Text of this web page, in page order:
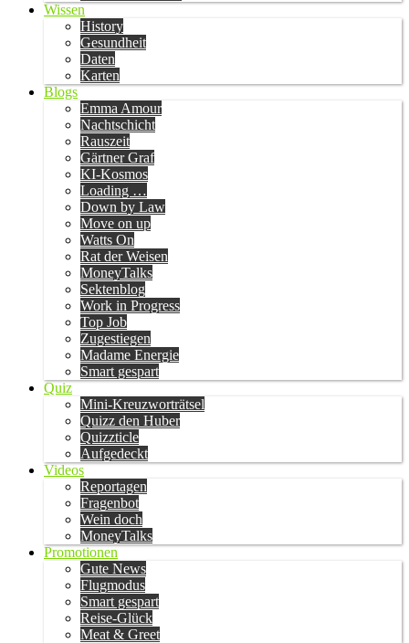
Wissen
History
Gesundheit
Daten
Karten
Blogs
Emma Amour
Nachtschicht
Rauszeit
Gärtner Graf
KI-Kosmos
Loading …
Down by Law
Move on up
Watts On
Rat der Weisen
MoneyTalks
Sektenblog
Work in Progress
Top Job
Zugestiegen
Madame Energie
Smart gespart
Quiz
Mini-Kreuzworträtsel
Quizz den Huber
Quizzticle
Aufgedeckt
Videos
Reportagen
Fragenbot
Wein doch
MoneyTalks
Promotionen
Gute News
Flugmodus
Smart gespart
Reise-Glück
Meat & Greet